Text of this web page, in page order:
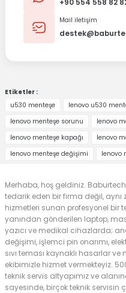
+90 554 558 82
Mail iletişim
Etiketler :
u530 menteşe
lenovo u530
lenovo menteşe sorunu
lenovo
lenovo menteşe kapağı
lenovo
lenovo menteşe değişimi
lenovo
Merhaba, hoş geldiniz.
tedarik eden bir firma değil,
hizmetleri sunan profesyonel bir
yanından gönderilen laptop,
yazıcı ve medikal cihazlarda;
değişimi, işlemci pin onarımı,
sıvı teması kaynaklı hasarlar
ekibimizle hizmet vermekteyiz.
teknik servis altyapımız ve
sayesinde, birçok teknik